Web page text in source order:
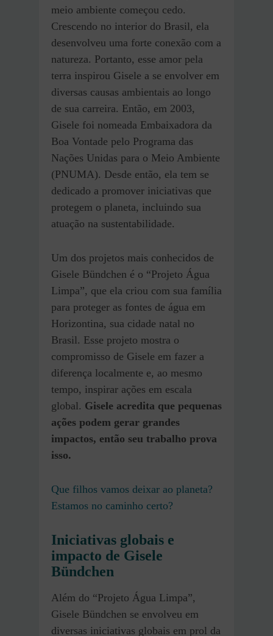
meio ambiente começou cedo.
Crescendo no interior do Brasil, ela
desenvolveu uma forte conexão com a
natureza. Portanto, esse amor pela
terra inspirou Gisele a se envolver em
diversas causas ambientais ao longo
de sua carreira. Então, em 2003,
Gisele foi nomeada Embaixadora da
Boa Vontade pelo Programa das
Nações Unidas para o Meio Ambiente
(PNUMA). Desde então, ela tem se
dedicado a promover iniciativas que
protegem o planeta, incluindo sua
atuação na sustentabilidade.
Um dos projetos mais conhecidos de
Gisele Bündchen é o “Projeto Água
Limpa”, que ela criou com sua família
para proteger as fontes de água em
Horizontina, sua cidade natal no
Brasil. Esse projeto mostra o
compromisso de Gisele em fazer a
diferença localmente e, ao mesmo
tempo, inspirar ações em escala
global. Gisele acredita que pequenas
ações podem gerar grandes
impactos, então seu trabalho prova
isso.
Que filhos vamos deixar ao planeta?
Estamos no caminho certo?
Iniciativas globais e
impacto de Gisele
Bündchen
Além do “Projeto Água Limpa”,
Gisele Bündchen se envolveu em
diversas iniciativas globais em prol da